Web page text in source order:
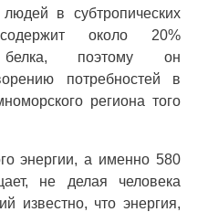
в субтропических
около 20%
белка, поэтому он
потребностей в
региона того
энергии, а именно 580
не делая человека
известно, что энергия,